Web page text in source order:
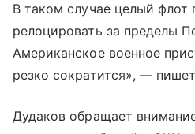
В таком случае целый флот
релоцировать за пределы
Американское военное
резко сократится», —
Дудаков обращает